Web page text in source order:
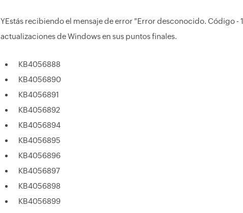
YEstás recibiendo el mensaje de error "Error desconocido. Código -
actualizaciones de Windows en sus puntos finales.
KB4056888
KB4056890
KB4056891
KB4056892
KB4056894
KB4056895
KB4056896
KB4056897
KB4056898
KB4056899